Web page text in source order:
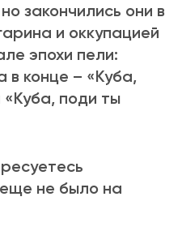
закончились они в
и оккупацией
эпохи пели:
в конце – «Куба,
«Куба, поди ты
не было на